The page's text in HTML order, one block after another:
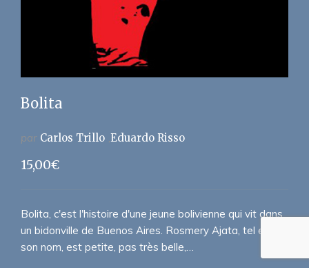
Bolita
par Carlos Trillo Eduardo Risso
15,00€
Bolita, c'est l'histoire d'une jeune bolivienne qui vit dans
un bidonville de Buenos Aires. Rosmery Ajata, tel est
son nom, est petite, pas très belle,…